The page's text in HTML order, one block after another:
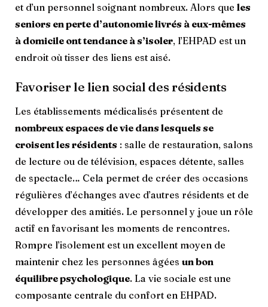
et d’un personnel soignant nombreux. Alors que les
seniors en perte d’autonomie livrés à eux-mêmes
à domicile ont tendance à s’isoler, l’EHPAD est un
endroit où tisser des liens est aisé.
Favoriser le lien social des résidents
Les établissements médicalisés présentent de
nombreux espaces de vie dans lesquels se
croisent les résidents : salle de restauration, salons
de lecture ou de télévision, espaces détente, salles
de spectacle… Cela permet de créer des occasions
régulières d’échanges avec d’autres résidents et de
développer des amitiés. Le personnel y joue un rôle
actif en favorisant les moments de rencontres.
Rompre l’isolement est un excellent moyen de
maintenir chez les personnes âgées un bon
équilibre psychologique. La vie sociale est une
composante centrale du confort en EHPAD.